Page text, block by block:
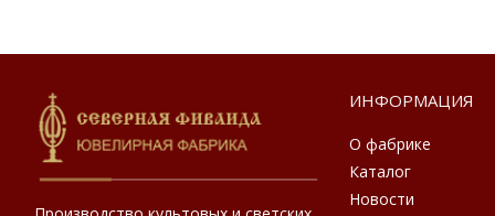
ИНФОРМАЦИЯ
О фабрике
Каталог
Новости